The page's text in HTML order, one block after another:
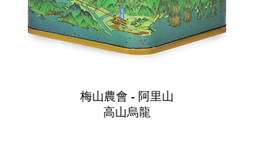
梅山農會 - 阿里山
高山烏龍